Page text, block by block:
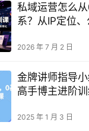
私域运营怎么
系？从IP定位
2026 年 7 月 2 日
金牌讲师指导
高手博主进阶
2025 年 1 月 3 日